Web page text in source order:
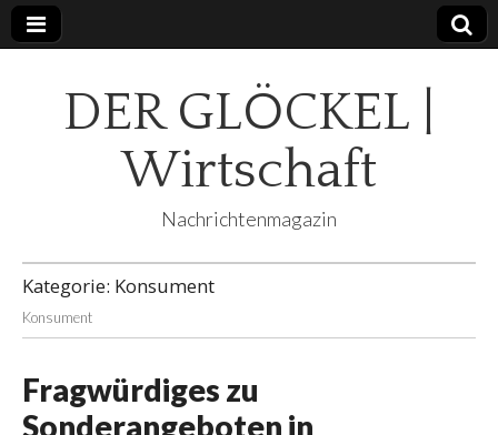
DER GLÖCKEL |
Wirtschaft
Nachrichtenmagazin
Kategorie: Konsument
Konsument
Fragwürdiges zu
Sonderangeboten in